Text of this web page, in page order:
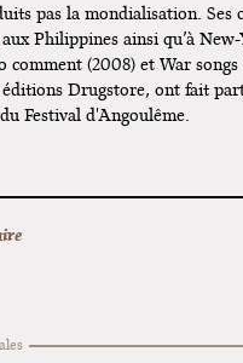
pas la mondialisation.
Philippines ainsi qu’à
comment (2008) et War
éditions Drugstore, ont fait
Festival d'Angoulême.